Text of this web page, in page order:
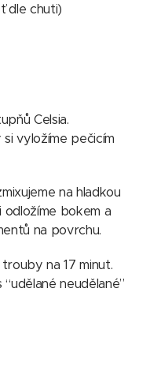
dle chuti)
Celsia.
vyložíme pečicím
na hladkou
bokem a
na povrchu.
na 17 minut.
neudělané”